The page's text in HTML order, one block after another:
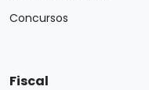
Concursos
Fiscal